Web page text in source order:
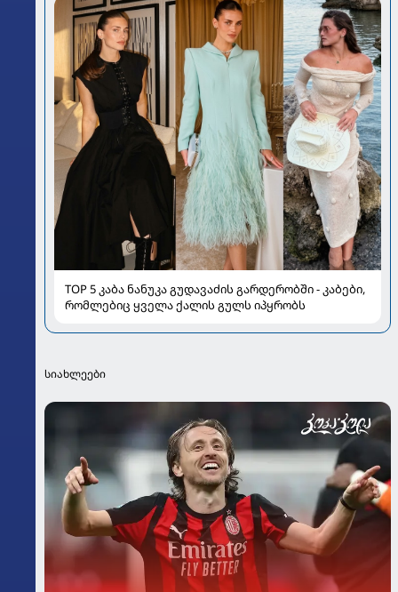
TOP 5 კაბა ნანუკა გუდავაძის გარდერობში - კაბები,
რომლებიც ყველა ქალის გულს იპყრობს
სიახლეები